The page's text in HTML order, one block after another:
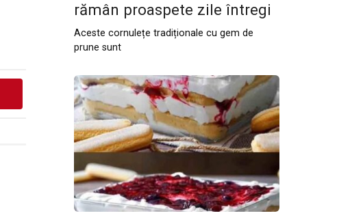
rămân proaspete zile întregi
Aceste cornulețe tradiționale cu gem de
prune sunt